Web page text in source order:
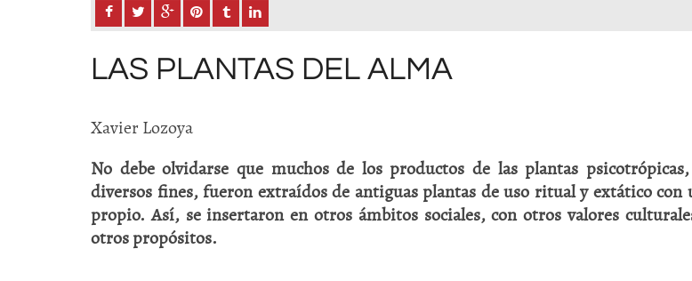
LAS PLANTAS DEL ALMA
Xavier Lozoya
No debe olvidarse que muchos de los productos de las plantas
diversos fines, fueron extraídos de antiguas plantas de uso ritual y extático
propio. Así, se insertaron en otros ámbitos sociales, con otros valores
otros propósitos.